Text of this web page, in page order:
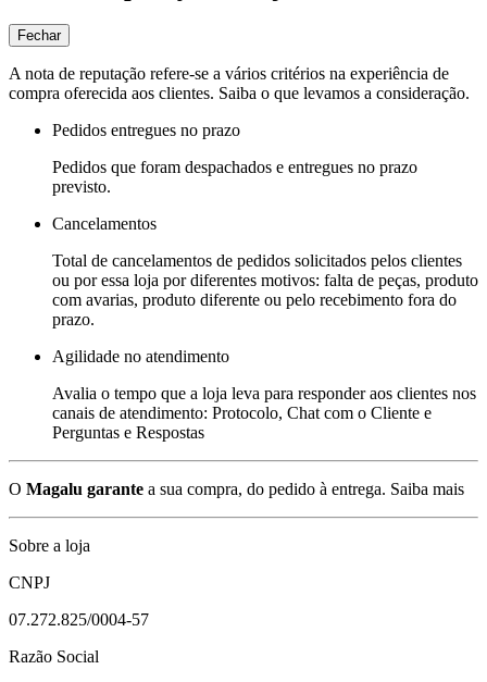
Fechar
A nota de reputação refere-se a vários critérios na experiência de
compra oferecida aos clientes. Saiba o que levamos a consideração.
Pedidos entregues no prazo
Pedidos que foram despachados e entregues no prazo
previsto.
Cancelamentos
Total de cancelamentos de pedidos solicitados pelos clientes
ou por essa loja por diferentes motivos: falta de peças, produto
com avarias, produto diferente ou pelo recebimento fora do
prazo.
Agilidade no atendimento
Avalia o tempo que a loja leva para responder aos clientes nos
canais de atendimento: Protocolo, Chat com o Cliente e
Perguntas e Respostas
O Magalu garante a sua compra, do pedido à entrega. Saiba mais
Sobre a loja
CNPJ
07.272.825/0004-57
Razão Social